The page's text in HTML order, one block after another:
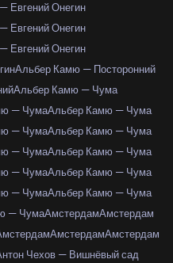
Евгений Онегин
Евгений Онегин
Евгений Онегин
Альбер Камю — Посторонний
Альбер Камю — Чума
— ЧумаАльбер Камю — Чума
— ЧумаАльбер Камю — Чума
— ЧумаАльбер Камю — Чума
— ЧумаАльбер Камю — Чума
— ЧумаАльбер Камю — Чума
— ЧумаАмстердамАмстердам
АмстердамАмстердам
Чехов — Вишнёвый сад